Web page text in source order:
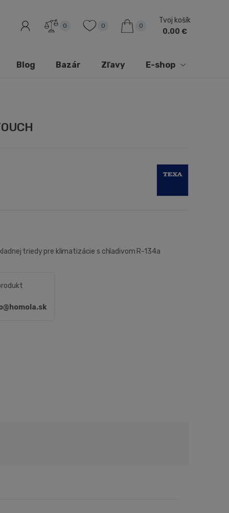
0 0 0
Tvoj košík
0.00 €
Blog Bazár Zľavy E-shop
triedy pre klimatizácie s chladivom R-134a